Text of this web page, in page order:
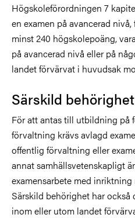
Högskoleförordningen 7
en examen på avancerad
minst 240 högskolepoäng,
på avancerad nivå eller på
landet förvärvat i huvudsak
Särskild behörighet
För att antas till utbildning på
förvaltning krävs avlagd
offentlig förvaltning eller
annat samhällsvetenskapligt
examensarbete med
Särskild behörighet har
inom eller utom landet